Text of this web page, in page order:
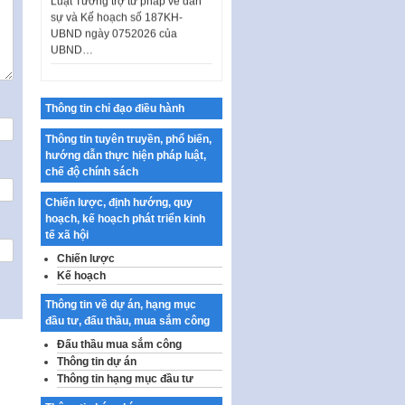
sự và Kế hoạch số 187KH-
UBND ngày 0752026 của
UBND…
thành phố Hà Nội
Kế hoạch Tổ chức Cuộc thi
chính luận về bảo vệ nền tảng tư
tưởng của Đảng…
Công bố công khai dự toán kinh
phí xây dựng pháp luật, hoàn
thiện thể chế, chính…
Quy định về nghiên cứu, ứng
dụng khoa học, công nghệ, đổi
mới sáng tạo và chuyển…
Quy định chi tiết và hướng dẫn
thi hành một số điều của Luật Lý
lịch tư…
Sửa đổi, bổ sung một số nội
dung tại Nghị quyết số 30/NQ-
CP ngày 24 tháng 02…
Thông tin chỉ đạo điều hành
Thông tin tuyên truyền, phổ biến,
hướng dẫn thực hiện pháp luật,
chế độ chính sách
Chiến lược, định hướng, quy
hoạch, kế hoạch phát triển kinh
tế xã hội
Chiến lược
Kế hoạch
Thông tin về dự án, hạng mục
đầu tư, đấu thầu, mua sắm công
Đấu thầu mua sắm công
Thông tin dự án
Thông tin hạng mục đầu tư